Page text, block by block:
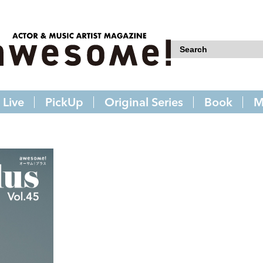
Live PickUp Original Series Book